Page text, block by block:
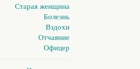
Старая женщина
Болезнь
Вздохи
Отчаяние
Офицер